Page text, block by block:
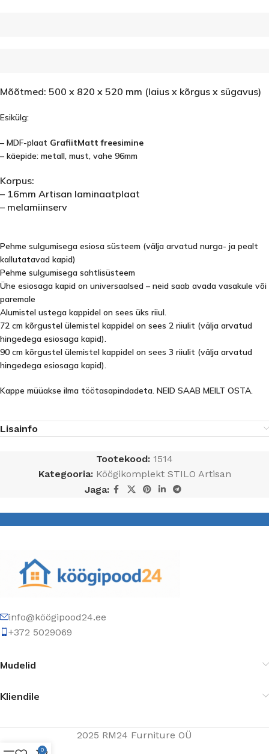
Mõõtmed: 500 x 820 x 520 mm (laius x kõrgus x sügavus)
Esikülg:
– MDF-plaat GrafiitMatt freesimine
– käepide: metall, must, vahe 96mm
Korpus:
– 16mm Artisan laminaatplaat
– melamiinserv
Pehme sulgumisega esiosa süsteem (välja arvatud nurga- ja pealt
kallutatavad kapid)
Pehme sulgumisega sahtlisüsteem
Ühe esiosaga kapid on universaalsed – neid saab avada vasakule või
paremale
Alumistel ustega kappidel on sees üks riiul.
72 cm kõrgustel ülemistel kappidel on sees 2 riiulit (välja arvatud
hingedega esiosaga kapid).
90 cm kõrgustel ülemistel kappidel on sees 3 riiulit (välja arvatud
hingedega esiosaga kapid).
Kappe müüakse ilma töötasapindadeta. NEID SAAB MEILT OSTA.
Lisainfo
Tootekood: 1514
Kategooria: Köögikomplekt STILO Artisan
Jaga:
info@köögipood24.ee
+372 5029069
Mudelid
Kliendile
2025 RM24 Furniture OÜ
0